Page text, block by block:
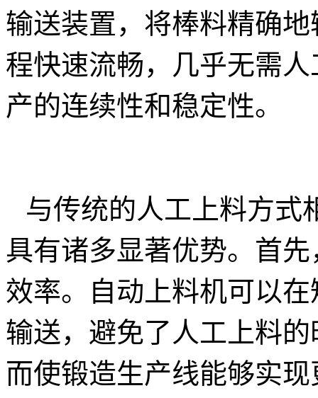
输送装置，将棒料精确
程快速流畅，几乎无需
产的连续性和稳定性。
与传统的人工上料方式
具有诸多显著优势。首
效率。自动上料机可以
输送，避免了人工上料
而使锻造生产线能够实